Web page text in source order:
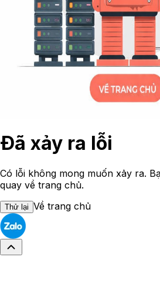
Đã xảy ra lỗi
Có lỗi không mong muốn xảy ra.
quay về trang chủ.
Thử lại Về trang chủ